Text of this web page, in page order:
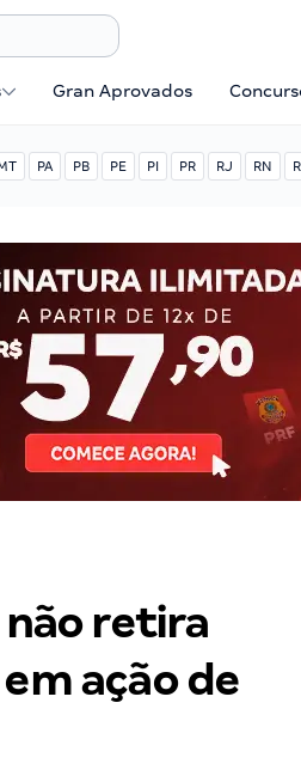
Gran Aprovados
PA PB PE PI PR RJ RN
retira
ação de